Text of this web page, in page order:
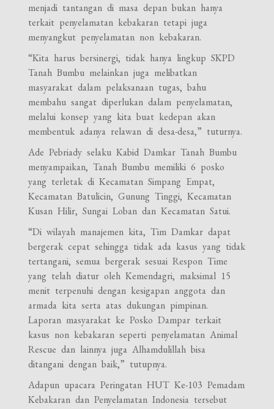
menjadi tantangan di masa depan bukan hanya
terkait penyelamatan kebakaran tetapi juga
menyangkut penyelamatan non kebakaran.
“Kita harus bersinergi, tidak hanya lingkup SKPD
Tanah Bumbu melainkan juga melibatkan
masyarakat dalam pelaksanaan tugas, bahu
membahu sangat diperlukan dalam penyelamatan,
melalui konsep yang kita buat kedepan akan
membentuk adanya relawan di desa-desa,” tuturnya.
Ade Pebriady selaku Kabid Damkar Tanah Bumbu
menyampaikan, Tanah Bumbu memiliki 6 posko
yang terletak di Kecamatan Simpang Empat,
Kecamatan Batulicin, Gunung Tinggi, Kecamatan
Kusan Hilir, Sungai Loban dan Kecamatan Satui.
“Di wilayah manajemen kita, Tim Damkar dapat
bergerak cepat sehingga tidak ada kasus yang tidak
tertangani, semua bergerak sesuai Respon Time
yang telah diatur oleh Kemendagri, maksimal 15
menit terpenuhi dengan kesigapan anggota dan
armada kita serta atas dukungan pimpinan.
Laporan masyarakat ke Posko Dampar terkait
kasus non kebakaran seperti penyelamatan Animal
Rescue dan lainnya juga Alhamdulillah bisa
ditangani dengan baik,” tutupnya.
Adapun upacara Peringatan HUT Ke-103 Pemadam
Kebakaran dan Penyelamatan Indonesia tersebut